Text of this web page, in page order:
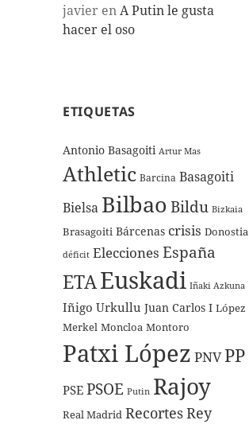
javier enA Putin le gusta
hacer el oso
ETIQUETAS
Antonio Basagoiti Artur Mas
Athletic Barcina Basagoiti
Bielsa Bilbao Bildu Bizkaia
Brasagoiti Bárcenas crisis Donostia
déficit Elecciones España
ETAEuskadi Iñaki Azkuna
Iñigo Urkullu Juan Carlos I López
Merkel Moncloa Montoro
Patxi López PNVPP
PSE PSOE Putin Rajoy
Real Madrid RecortesRey